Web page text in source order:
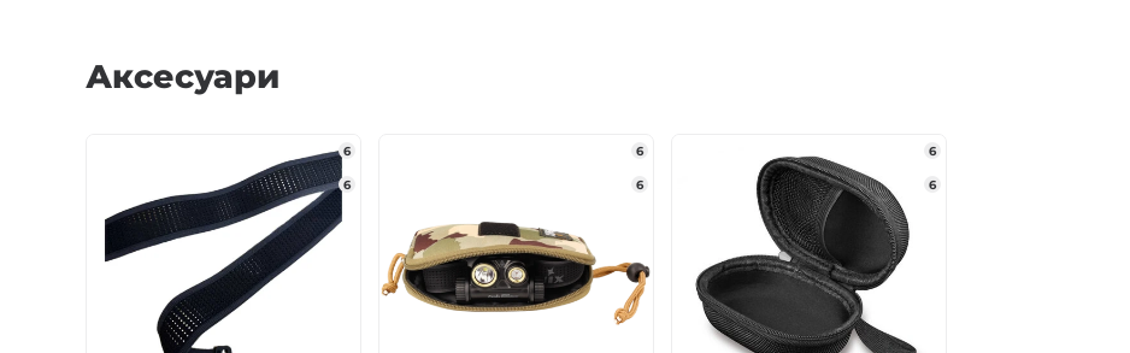
Аксесуари
6
6
6
6
6
6